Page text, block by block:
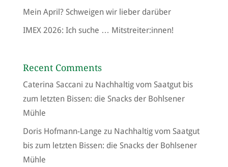
Mein April? Schweigen wir lieber darüber
IMEX 2026: Ich suche … Mitstreiter:innen!
Recent Comments
Caterina Saccani zu Nachhaltig vom Saatgut bis
zum letzten Bissen: die Snacks der Bohlsener
Mühle
Doris Hofmann-Lange zu Nachhaltig vom Saatgut
bis zum letzten Bissen: die Snacks der Bohlsener
Mühle